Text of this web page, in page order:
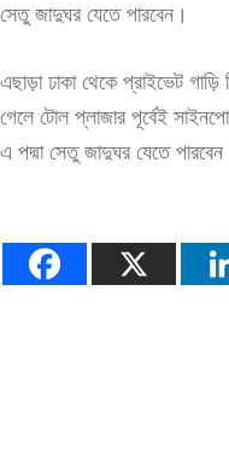
সেতু জাদুঘর যেতে পারবেন।
এছাড়া ঢাকা থেকে প্রাইভেট
গেলে টোল প্লাজার পূর্বেই
এ পদ্মা সেতু জাদুঘর যেতে